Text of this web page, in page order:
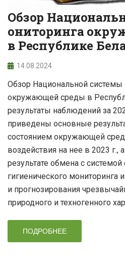
Обзор
ониторинга
в Республике
14.08.2024
Обзор Национальной системы
окружающей среды в
результаты наблюдений за
приведены основные
состоянием окружающей
воздействия на нее в 2023 г.,
результате обмена с
гигиенического мониторинга
и прогнозирования
природного и техногенного
ПОДРОБНЕЕ